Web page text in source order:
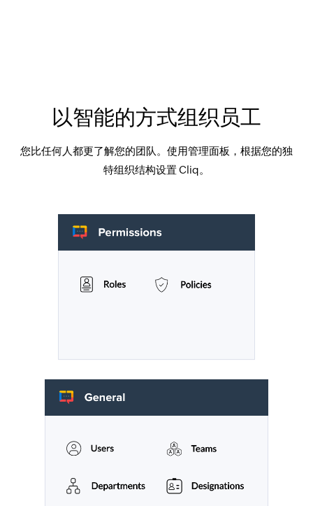
以智能的方式组织员工
您比任何人都更了解您的团队。使用管理面板，根据您的独
特组织结构设置 Cliq。